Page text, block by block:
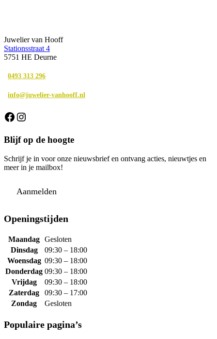
Juwelier van Hooff
Stationsstraat 4
5751 HE Deurne
0493 313 296
info@juwelier-vanhooff.nl
Facebook
Instagram
Blijf op de hoogte
Schrijf je in voor onze nieuwsbrief en ontvang acties, nieuwtjes en
meer in je mailbox!
Aanmelden
Openingstijden
Maandag Gesloten
Dinsdag
09:30 – 18:00
Woensdag 09:30 – 18:00
Donderdag 09:30 – 18:00
Vrijdag
09:30 – 18:00
Zaterdag
09:30 – 17:00
Zondag
Gesloten
Populaire pagina’s